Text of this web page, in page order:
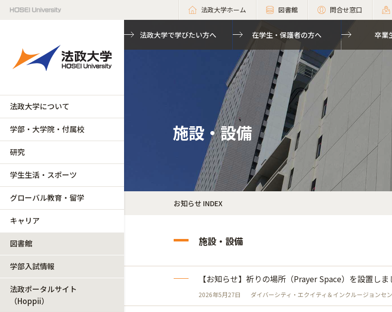
法政大学ホーム 図書館 問合せ窓口
法政大学について
学部・大学院・付属校
研究
学生生活・スポーツ
グローバル教育・留学
キャリア
図書館
学部入試情報
法政ポータルサイト
（Hoppii）
法政大学で学びたい方へ 在学生・保護者の方へ 卒業
施設・設備
お知らせ INDEX
施設・設備
【お知らせ】祈りの場所（Prayer Space）を設置しま
2026年5月27日 ダイバーシティ・エクイティ＆インクルージョンセ